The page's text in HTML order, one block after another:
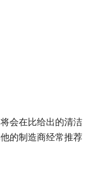
会在比给出的清洁
的制造商经常推荐